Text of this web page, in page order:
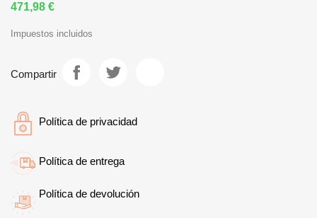
471,98 €
Impuestos incluidos
Compartir
Política de privacidad
Política de entrega
Política de devolución